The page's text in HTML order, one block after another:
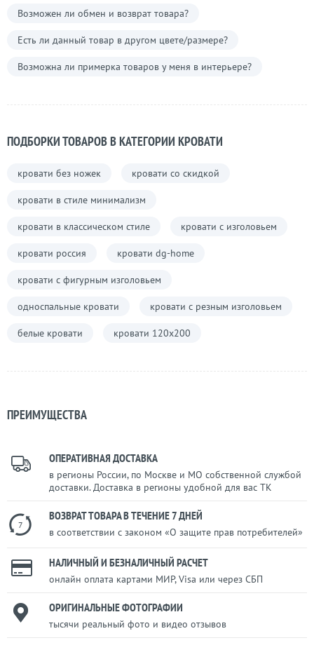
Возможен ли обмен и возврат товара?
Есть ли данный товар в другом цвете/размере?
Возможна ли примерка товаров у меня в интерьере?
ПОДБОРКИ ТОВАРОВ В КАТЕГОРИИ КРОВАТИ
кровати без ножек кровати со скидкой
кровати в стиле минимализм
кровати в классическом стиле кровати с изголовьем
кровати россия кровати dg-home
кровати с фигурным изголовьем
односпальные кровати кровати с резным изголовьем
белые кровати кровати 120х200
ПРЕИМУЩЕСТВА
ОПЕРАТИВНАЯ ДОСТАВКА
в регионы России, по Москве и МО собственной службой
доставки. Доставка в регионы удобной для вас ТК
7
ВОЗВРАТ ТОВАРА В ТЕЧЕНИЕ 7 ДНЕЙ
в соответствии с законом «О защите прав потребителей»
НАЛИЧНЫЙ И БЕЗНАЛИЧНЫЙ РАСЧЕТ
онлайн оплата картами МИР, Visa или через СБП
ОРИГИНАЛЬНЫЕ ФОТОГРАФИИ
тысячи реальный фото и видео отзывов